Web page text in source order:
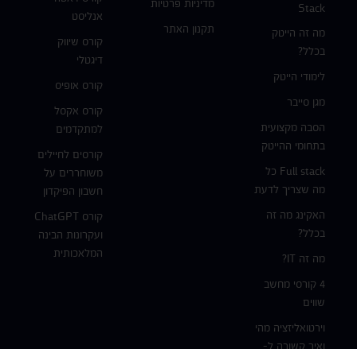
Stack
מה זה הייטק
בכלל?
לימודי הייטק
מגן סייבר
הסבה מקצועית
בתחומי ההייטק
Full stack כל
מה שצריך לדעת
האקינג מה זה
בכלל?
מה זה IT?
4 קורסי מחשב
שווים
וירטואליזציה מהי
ואיך קשורה ל-
מדיניות פרטיות
תקנון האתר
אנליסט
קורס שיווק
דיגטלי
קורס אופיס
קורס אקסל
למתקדמים
קורסים לחיילים
משוחררים על
חשבון הפיקדון
קורס ChatGPT
ועקרונות הבינה
המלאכותית